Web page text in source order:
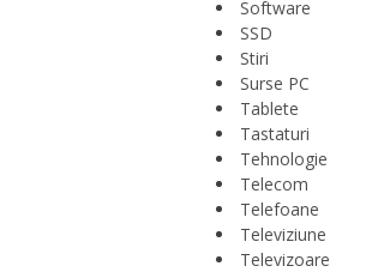
Software
SSD
Stiri
Surse PC
Tablete
Tastaturi
Tehnologie
Telecom
Telefoane
Televiziune
Televizoare